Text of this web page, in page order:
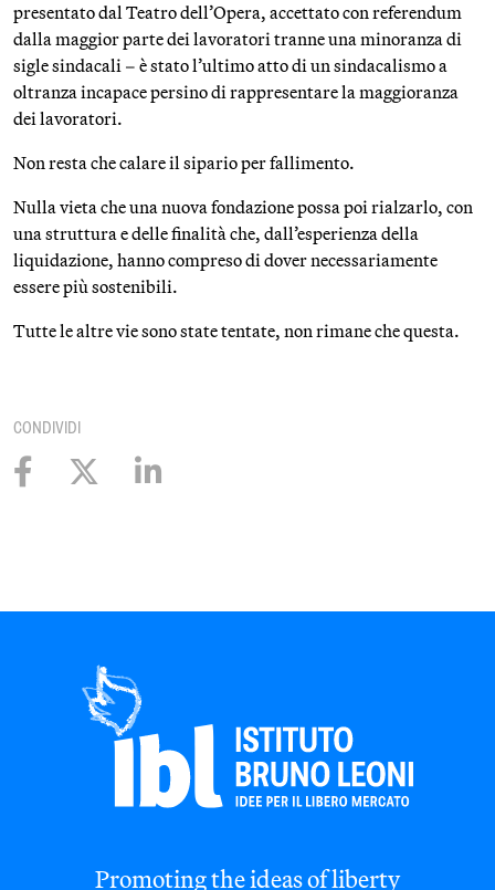
presentato dal Teatro dell’Opera, accettato con referendum
dalla maggior parte dei lavoratori tranne una minoranza di
sigle sindacali – è stato l’ultimo atto di un sindacalismo a
oltranza incapace persino di rappresentare la maggioranza
dei lavoratori.
Non resta che calare il sipario per fallimento.
Nulla vieta che una nuova fondazione possa poi rialzarlo, con
una struttura e delle finalità che, dall’esperienza della
liquidazione, hanno compreso di dover necessariamente
essere più sostenibili.
Tutte le altre vie sono state tentate, non rimane che questa.
CONDIVIDI
Promoting the ideas of liberty